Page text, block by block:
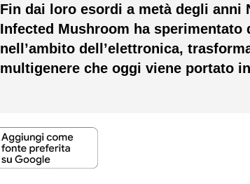
Fin dai loro esordi a metà degli anni
Infected Mushroom ha
nell’ambito dell’elettronica,
multigenere che oggi viene portato